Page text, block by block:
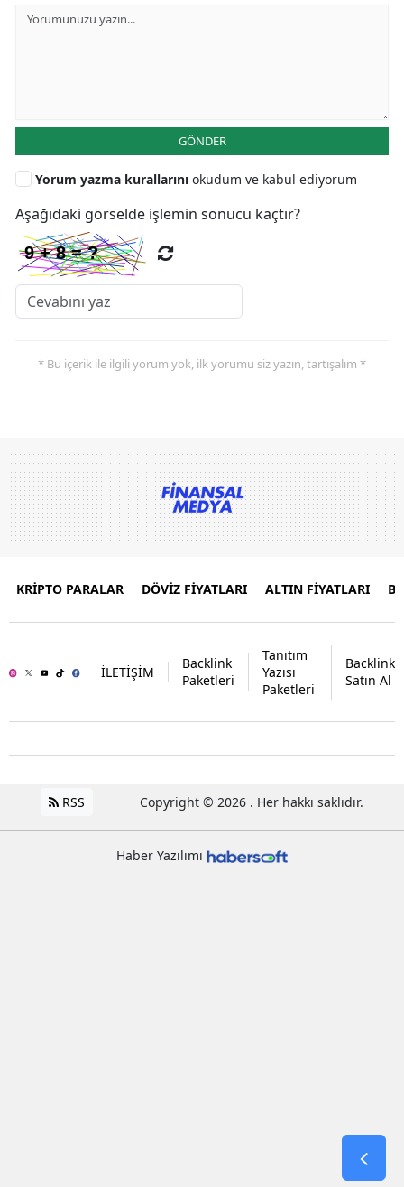
GÖNDER
Yorum yazma kurallarını okudum ve kabul ediyorum
Aşağıdaki görselde işlemin sonucu kaçtır?
* Bu içerik ile ilgili yorum yok, ilk yorumu siz yazın, tartışalım *
KRİPTO PARALAR DÖVİZ FİYATLARI ALTIN FİYATLARI
İLETİŞİM
Backlink
Paketleri
Tanıtım
Yazısı
Paketleri
Backlink
Satın Al
RSS Copyright © 2026 . Her hakkı saklıdır.
Haber Yazılımı